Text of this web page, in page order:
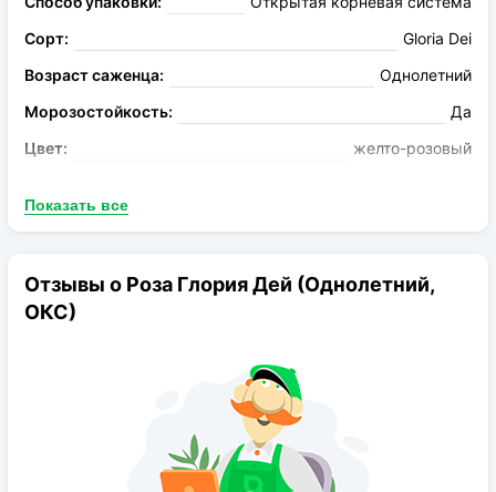
Сорт:
Gloria Dei
Возраст саженца:
Однолетний
Морозостойкость:
Да
Цвет:
желто-розовый
Устойчивость к болезням:
Диаметр цветков:
15см
Показать все
Отзывы о Роза Глория Дей (Однолетний,
ОКС)